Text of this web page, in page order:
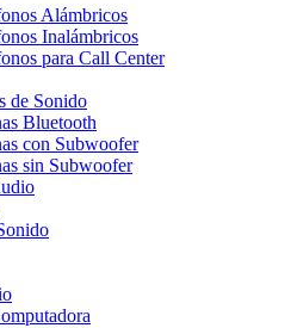
Alámbricos
Inalámbricos
para Call Center
de Sonido
Bluetooth
con Subwoofer
sin Subwoofer